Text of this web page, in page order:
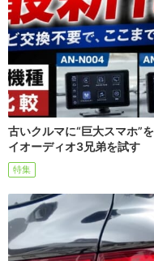
古いクルマに“巨大スマホ”
イオーディオ3兄弟を試す
特集